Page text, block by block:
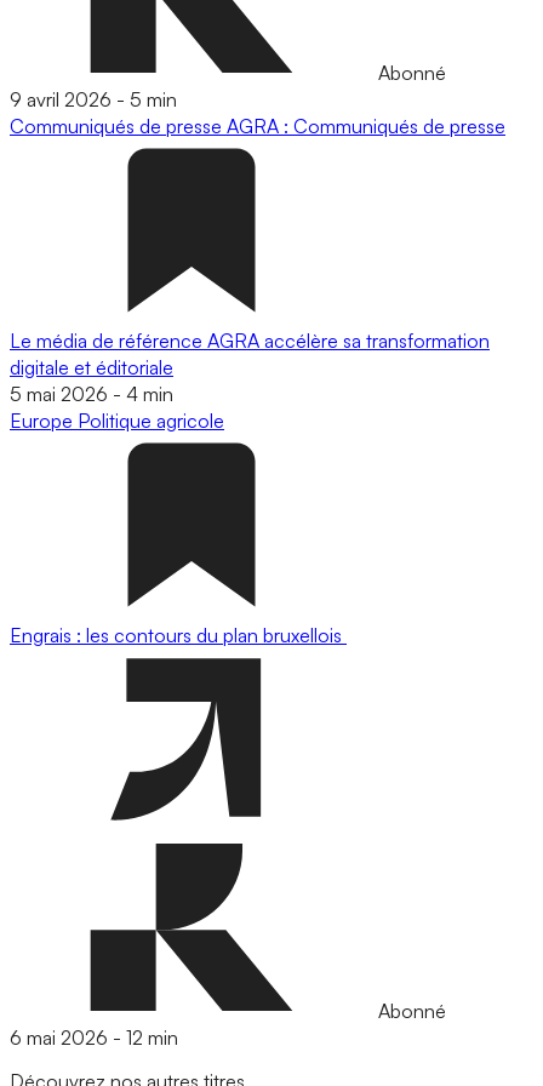
Abonné
9 avril 2026 - 5 min
Communiqués de presse AGRA : Communiqués de presse
Le média de référence AGRA accélère sa transformation
digitale et éditoriale
5 mai 2026 - 4 min
Europe Politique agricole
Engrais : les contours du plan bruxellois
Abonné
6 mai 2026 - 12 min
Découvrez nos autres titres